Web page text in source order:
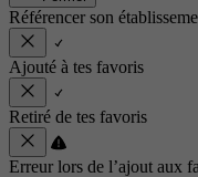
Référencer son
Ajouté à tes favoris
Retiré de tes favoris
Erreur lors de l’ajout aux